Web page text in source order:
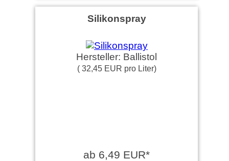
Silikonspray
Hersteller: Ballistol
( 32,45 EUR pro Liter)
ab 6,49 EUR*